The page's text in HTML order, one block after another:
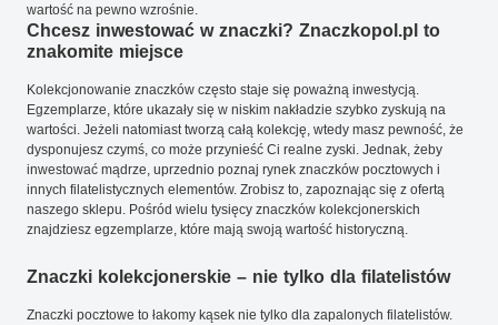
wartość na pewno wzrośnie.
Chcesz inwestować w znaczki? Znaczkopol.pl to
znakomite miejsce
Kolekcjonowanie znaczków często staje się poważną inwestycją.
Egzemplarze, które ukazały się w niskim nakładzie szybko zyskują na
wartości. Jeżeli natomiast tworzą całą kolekcję, wtedy masz pewność, że
dysponujesz czymś, co może przynieść Ci realne zyski. Jednak, żeby
inwestować mądrze, uprzednio poznaj rynek znaczków pocztowych i
innych filatelistycznych elementów. Zrobisz to, zapoznając się z ofertą
naszego sklepu. Pośród wielu tysięcy znaczków kolekcjonerskich
znajdziesz egzemplarze, które mają swoją wartość historyczną.
Znaczki kolekcjonerskie – nie tylko dla filatelistów
Znaczki pocztowe to łakomy kąsek nie tylko dla zapalonych filatelistów.